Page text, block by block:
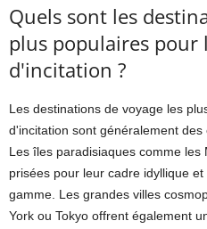
Quels sont les
plus populaires pour
d'incitation ?
Les destinations de voyage les
d'incitation sont généralement des
Les îles paradisiaques comme
prisées pour leur cadre idyllique
gamme. Les grandes villes
York ou Tokyo offrent également